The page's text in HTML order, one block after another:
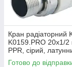
Кран радіаторний
K0159.PRO 20x1/
PPR, сірий,
(KP0204)
Готово до